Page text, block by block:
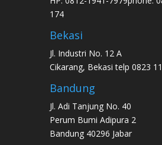
174
Bekasi
Jl. Industri No. 12 A
Cikarang, Bekasi telp 0823
Bandung
Jl. Adi Tanjung No. 40
Perum Bumi Adipura 2
Bandung 40296 Jabar